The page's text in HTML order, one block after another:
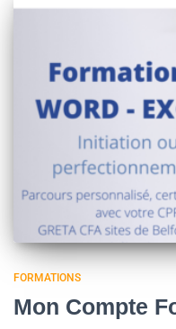
FORMATIONS
Mon Compte